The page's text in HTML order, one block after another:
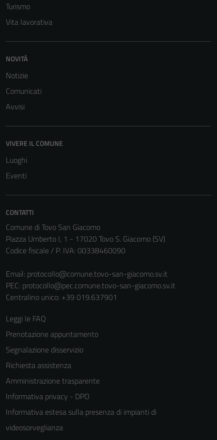
Turismo
Vita lavorativa
NOVITÀ
Notizie
Comunicati
Avvisi
VIVERE IL COMUNE
Luoghi
Eventi
CONTATTI
Comune di Tovo San Giacomo
Piazza Umberto I, 1 - 17020 Tovo S. Giacomo (SV)
Codice fiscale / P. IVA: 00338460090
Email: protocollo@comune.tovo-san-giacomo.sv.it
PEC: protocollo@pec.comune.tovo-san-giacomo.sv.it
Centralino unico: +39 019.637901
Leggi le FAQ
Prenotazione appuntamento
Segnalazione disservizio
Richiesta assistenza
Amministrazione trasparente
Informativa privacy - DPO
Informativa estesa sulla presenza di impianti di
videosorveglianza
sono necessari
disabilitati.
personali.